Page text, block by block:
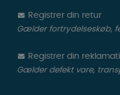
Registrer din retur
Gælder fortrydelseskøb,
Registrer din
Gælder defekt vare,